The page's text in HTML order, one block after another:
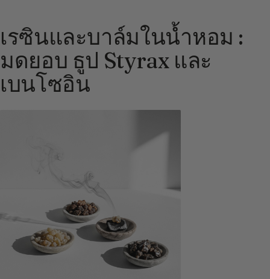
เรซินและบาล์มในน้ำหอม :
มดยอบ ธูป Styrax และ
เบนโซอิน